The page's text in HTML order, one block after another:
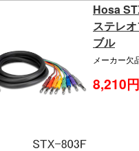
Hosa
ステレ
ブル
メーカー欠
8,210円